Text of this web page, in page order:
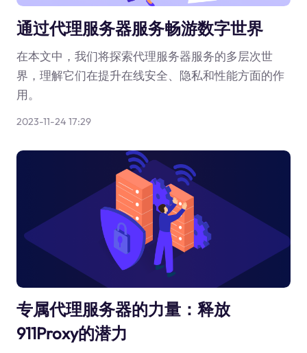
通过代理服务器服务畅游数字世界
在本文中，我们将探索代理服务器服务的多层次世
界，理解它们在提升在线安全、隐私和性能方面的作
用。
2023-11-24 17:29
专属代理服务器的力量：释放
911Proxy的潜力